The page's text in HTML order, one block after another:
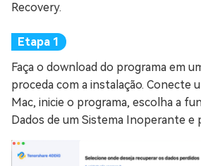
Recovery.
Faça o download do programa em
proceda com a instalação. Conecte
Mac, inicie o programa, escolha a
Dados de um Sistema Inoperante e